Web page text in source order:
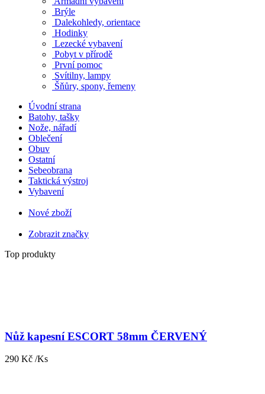
Brýle
Dalekohledy, orientace
Hodinky
Lezecké vybavení
Pobyt v přírodě
První pomoc
Svítilny, lampy
Šňůry, spony, řemeny
Úvodní strana
Batohy, tašky
Nože, nářadí
Oblečení
Obuv
Ostatní
Sebeobrana
Taktická výstroj
Vybavení
Nové zboží
Zobrazit značky
Top produkty
Nůž kapesní ESCORT 58mm ČERVENÝ
290 Kč /Ks